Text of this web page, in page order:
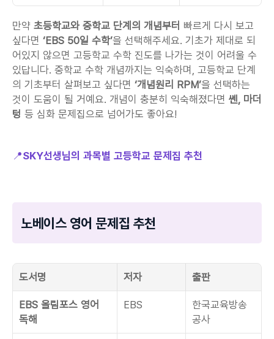
만약 초등학교와 중학교 단계의 개념부터 빠르게 다시 보고
싶다면 ‘EBS 50일 수학’을 선택해주세요. 기초가 제대로 되
어있지 않으면 고등학교 수학 진도를 나가는 것이 어려울 수
있답니다. 중학교 수학 개념까지는 익숙하며, 고등학교 단계
의 기초부터 살펴보고 싶다면 ‘개념원리 RPM’을 선택하는
것이 도움이 될 거예요. 개념이 충분히 익숙해졌다면 쎈, 마더
텅 등 심화 문제집으로 넘어가도 좋아요!
📍SKY선생님의 과목별 고등학교 문제집 추천
노베이스 영어 문제집 추천
도서명 저자
출판
EBS 올림포스 영어
독해
EBS
한국교육방송
공사